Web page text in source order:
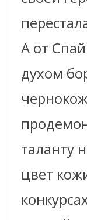
А от
духом
таланту
цвет